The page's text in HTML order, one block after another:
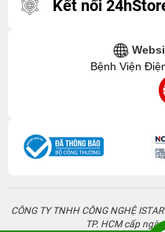
Kết nối
Bệnh Viện
CÔNG TY TNHH CÔNG NGHỆ
TP. HCM cấp